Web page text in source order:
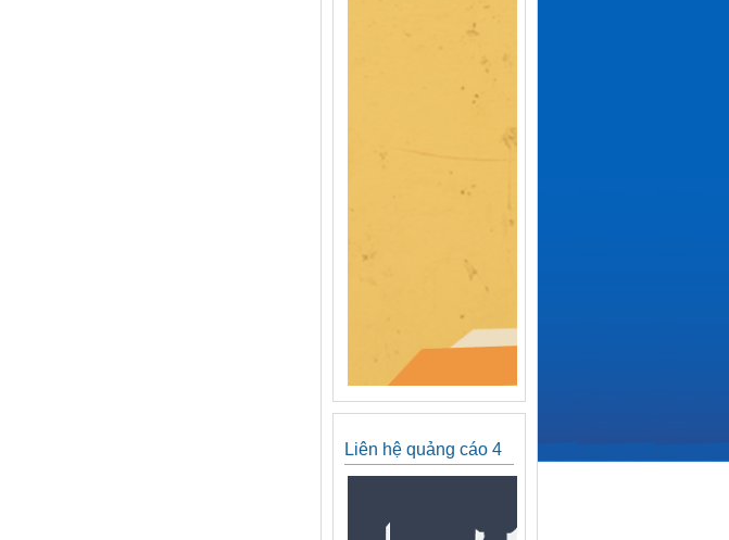
Liên hệ quảng cáo 4